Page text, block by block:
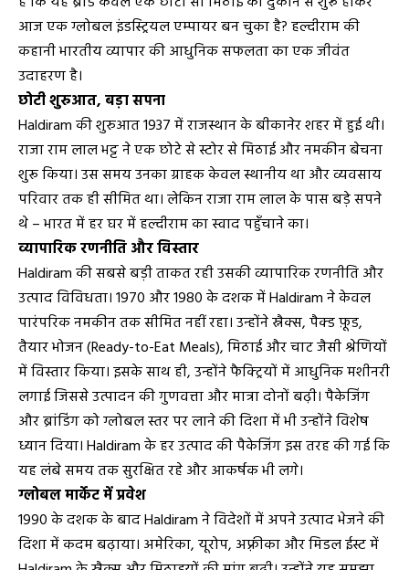
आज एक ग्लोबल इंडस्ट्रियल एम्पायर बन चुका है? हल्दीराम की
कहानी भारतीय व्यापार की आधुनिक सफलता का एक जीवंत
उदाहरण है।
छोटी शुरुआत, बड़ा सपना
Haldiram की शुरुआत 1937 में राजस्थान के बीकानेर शहर में हुई थी।
राजा राम लाल भट्ट ने एक छोटे से स्टोर से मिठाई और नमकीन बेचना
शुरू किया। उस समय उनका ग्राहक केवल स्थानीय था और व्यवसाय
परिवार तक ही सीमित था। लेकिन राजा राम लाल के पास बड़े सपने
थे – भारत में हर घर में हल्दीराम का स्वाद पहुँचाने का।
व्यापारिक रणनीति और विस्तार
Haldiram की सबसे बड़ी ताकत रही उसकी व्यापारिक रणनीति और
उत्पाद विविधता। 1970 और 1980 के दशक में Haldiram ने केवल
पारंपरिक नमकीन तक सीमित नहीं रहा। उन्होंने स्नैक्स, पैक्ड फ़ूड,
तैयार भोजन (Ready-to-Eat Meals), मिठाई और चाट जैसी श्रेणियों
में विस्तार किया। इसके साथ ही, उन्होंने फैक्ट्रियों में आधुनिक मशीनरी
लगाई जिससे उत्पादन की गुणवत्ता और मात्रा दोनों बढ़ी। पैकेजिंग
और ब्रांडिंग को ग्लोबल स्तर पर लाने की दिशा में भी उन्होंने विशेष
ध्यान दिया। Haldiram के हर उत्पाद की पैकेजिंग इस तरह की गई कि
यह लंबे समय तक सुरक्षित रहे और आकर्षक भी लगे।
ग्लोबल मार्केट में प्रवेश
1990 के दशक के बाद Haldiram ने विदेशों में अपने उत्पाद भेजने की
दिशा में कदम बढ़ाया। अमेरिका, यूरोप, अफ़्रीका और मिडल ईस्ट में